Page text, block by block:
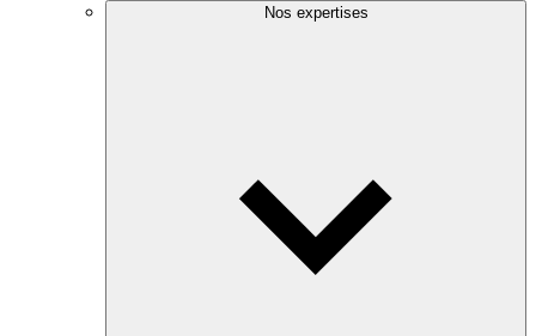
Nos expertises